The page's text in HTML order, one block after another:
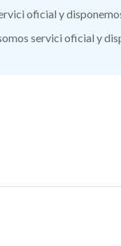
oficial y
servici oficial y